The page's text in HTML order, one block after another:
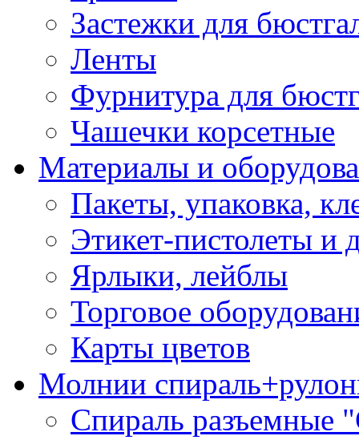
Застежки для
Ленты
Фурнитура для
Чашечки корсетные
Материалы и
Пакеты, упаковка,
Этикет-пистолеты и
Ярлыки, лейблы
Торговое
Карты цветов
Молнии
Спираль разъемные